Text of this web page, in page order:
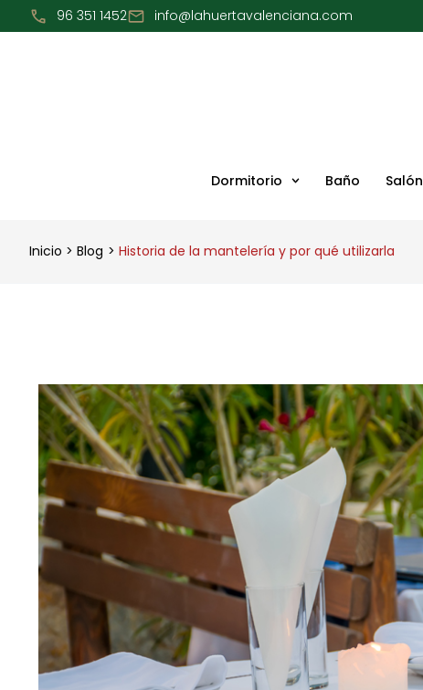
al
96 351 1452 info@lahuertavalenciana.com
Dormitorio Baño Salón
Inicio Blog Historia de la mantelería y por qué utilizarla